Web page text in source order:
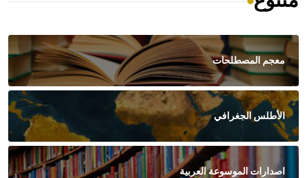
معجم المصطلحات
الأطلس الجغرافي
اصدارات الموسوعة العربية